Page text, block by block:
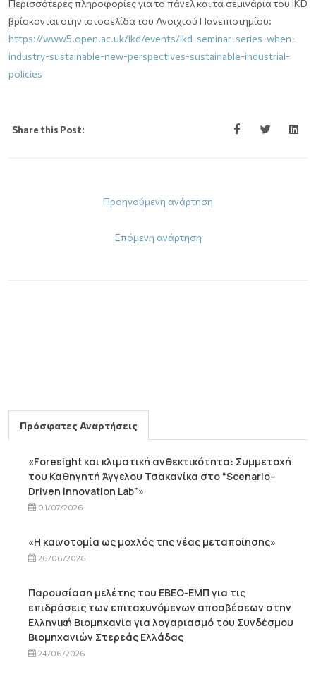
Περισσότερες πληροφορίες για το πάνελ και τα σεμινάρια του IKD
βρίσκονται στην ιστοσελίδα του Ανοιχτού Πανεπιστημίου:
https://www5.open.ac.uk/ikd/events/ikd-seminar-series-when-
industry-sustainable-new-perspectives-sustainable-industrial-
policies
Share this Post:
Προηγούμενη ανάρτηση
Επόμενη ανάρτηση
Πρόσφατες Αναρτήσεις
«Foresight και κλιματική ανθεκτικότητα: Συμμετοχή
του Καθηγητή Άγγελου Τσακανίκα στο “Scenario–
Driven Innovation Lab”»
01/07/2026
«Η καινοτομία ως μοχλός της νέας μεταποίησης»
26/06/2026
Παρουσίαση μελέτης του ΕΒΕΟ-ΕΜΠ για τις
επιδράσεις των επιταχυνόμενων αποσβέσεων στην
Ελληνική Βιομηχανία για λογαριασμό του Συνδέσμου
Βιομηχανιών Στερεάς Ελλάδας
24/06/2026